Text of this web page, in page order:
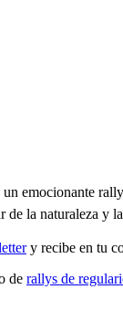
emocionante
de la naturaleza y
y recibe en tu
de rallys de